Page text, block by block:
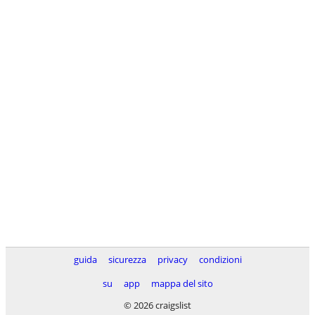
guida sicurezza privacy
condizioni
su
app
mappa del sito
© 2026 craigslist